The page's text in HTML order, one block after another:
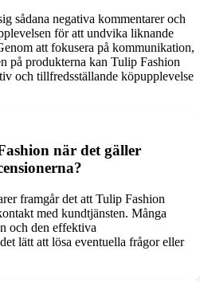
sådana negativa kommentarer och
för att undvika liknande
att fokusera på kommunikation,
på produkterna kan Tulip Fashion
och tillfredsställande köpupplevelse
när det gäller
framgår det att Tulip Fashion
med kundtjänsten. Många
och den effektiva
lätt att lösa eventuella frågor eller